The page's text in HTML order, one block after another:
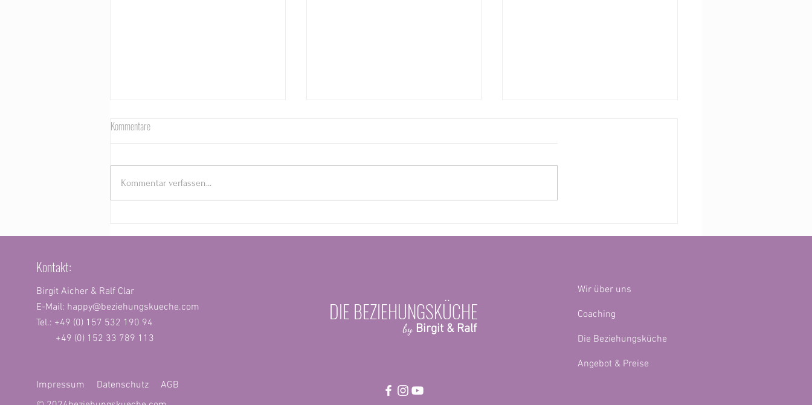
bestimmen!
Eifersucht oje!
zwischen Windelchaos und
Kommentare
Kommentar verfassen...
Kontakt:
Birgit Aicher & Ralf Clar
E-Mail: happy@beziehungskueche.com
Tel.: +49 (0) 157 532 190 94
+49 (0) 152 33 789 113
Impressum Datenschutz
AGB
DIE BEZIEHUNGSKÜCHE
by Birgit & Ralf
Wir über uns
Coaching
Die Beziehungsküche
Angebot & Preise